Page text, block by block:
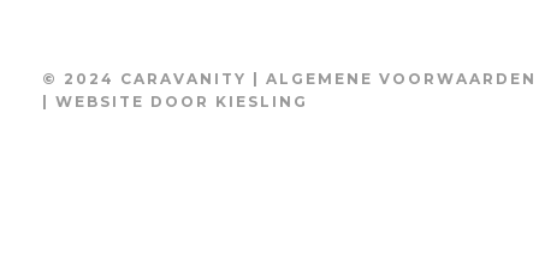
© 2024 CARAVANITY | ALGEMENE VOORWAARDEN
| WEBSITE DOOR KIESLING